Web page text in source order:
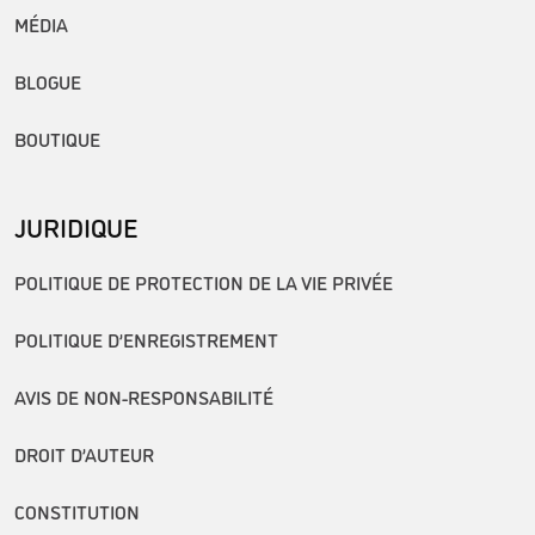
MÉDIA
BLOGUE
BOUTIQUE
JURIDIQUE
POLITIQUE DE PROTECTION DE LA VIE PRIVÉE
POLITIQUE D’ENREGISTREMENT
AVIS DE NON-RESPONSABILITÉ
DROIT D’AUTEUR
CONSTITUTION